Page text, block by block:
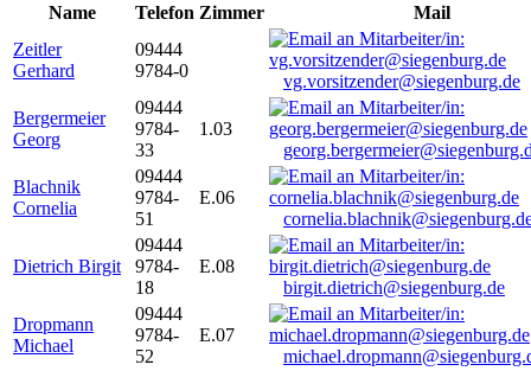
Name
Telefon Zimmer
Mail
Zeitler
Gerhard
09444
9784-0
vg.vorsitzender@siegenburg.de
Bergermeier
Georg
09444
9784-
33
1.03
Blachnik
Cornelia
09444
9784-
51
E.06
Dietrich Birgit
09444
9784-
18
E.08
birgit.dietrich@siegenburg.de
Dropmann
Michael
09444
9784-
52
E.07